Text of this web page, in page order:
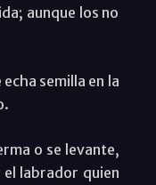
aunque los no
semilla en la
o se levante,
labrador quien